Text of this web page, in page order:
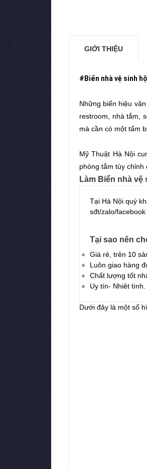
GIỚI THIỆU
#Biển nhà vệ sinh
Những biển hiệu
restroom, nhà tắm,
mà cần có một tấm
Mỹ Thuật Hà Nội
phòng tắm tùy
Làm Biển nhà vệ
Tại Hà Nội quý
sđt/zalo/
Tại sao nên
Giá rẻ, trên 10
Luôn giao hàng
Chất lượng tốt
Uy tín- Nhiêt tình.
Dưới đây là một số